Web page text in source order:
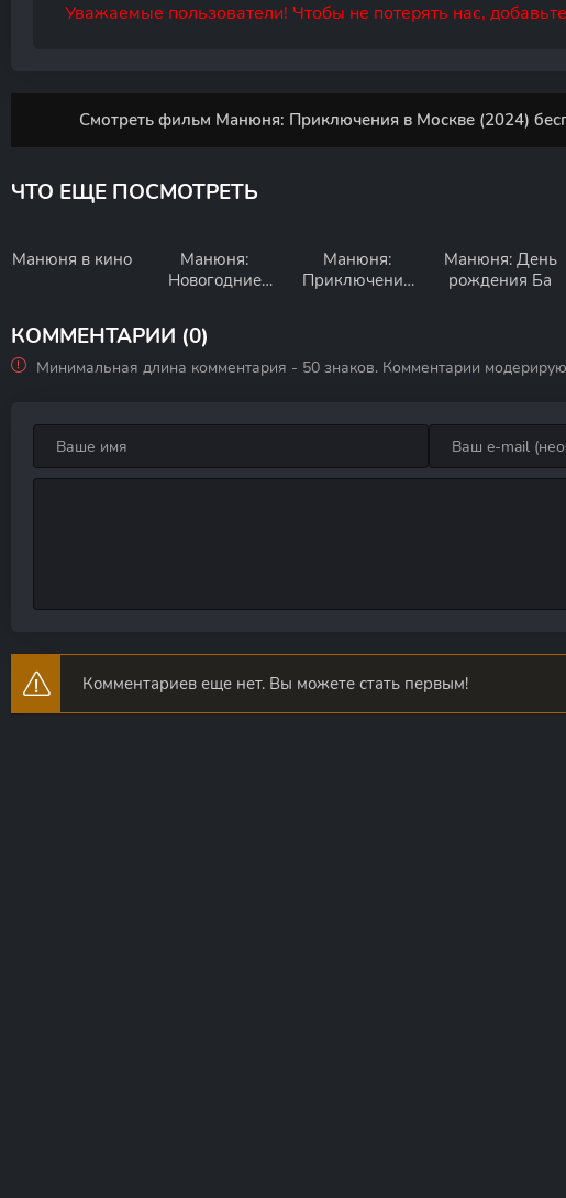
Уважаемые пользователи! Чтобы не потерять нас,
Смотреть фильм Манюня: Приключения в Москве (2024)
ЧТО ЕЩЕ ПОСМОТРЕТЬ
Манюня в кино
Манюня:
Новогодние
Манюня:
Приключения
Манюня: День
рождения Ба
КОММЕНТАРИИ (0)
Минимальная длина комментария - 50 знаков. Комментарии
Комментариев еще нет. Вы можете стать первым!